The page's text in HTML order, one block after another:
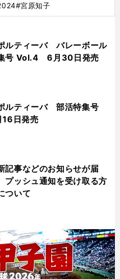
#宮原知子
ルティーバ バレーボール
号 Vol.4 6月30日発売
ルティーバ 部活特集号
16日発売
記事などのお知らせが届
ッシュ通知を受け取る方
ついて